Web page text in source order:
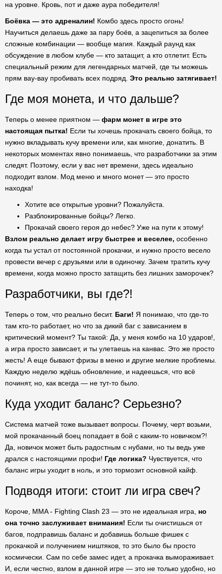
на уровне. Кровь, пот и даже аура победителя!
Боёвка — это адреналин! Комбо здесь просто огонь!
Научиться делаешь даже за пару боёв, а зацепиться за более
сложные комбинации — вообще магия. Каждый раунд как
обсуждение в любом клубе — кто затащит, а кто отлетит. Есть
специальный режим для легендарных матчей, где ты можешь
прям вау-вау пробивать всех подряд. Это реально затягивает!
Где моя монета, и что дальше?
Теперь о менее приятном — фарм монет в игре это
настоящая пытка! Если ты хочешь прокачать своего бойца, то
нужно вкладывать кучу времени или, как многие, донатить. В
некоторых моментах явно понимаешь, что разработчики за этим
следят. Поэтому, если у вас нет времени, здесь идеально
подходит взлом. Мод меню и много монет — это просто
находка!
Хотите все открытые уровни? Пожалуйста.
Разблокированные бойцы? Легко.
Прокачай своего героя до небес? Уже на пути к этому!
Взлом реально делает игру быстрее и веселее, особенно
когда ты устал от постоянной прокачки, и нужно просто весело
провести вечер с друзьями или в одиночку. Зачем тратить кучу
времени, когда можно просто затащить без лишних заморочек?
Разработчики, вы где?!
Теперь о том, что реально бесит. Баги! Я понимаю, что где-то
там кто-то работает, но что за дикий баг с зависанием в
критический момент? Ты такой: Да, у меня комбо на 10 ударов!,
а игра просто зависает, и ты улетаешь на канвас. Это же просто
жесть! А еще бывают фризы в меню и другие мелкие проблемы.
Каждую неделю ждёшь обновление, и надеешься, что всё
починят, но, как всегда — не тут-то было.
Куда уходит баланс? Серьезно?
Система матчей тоже вызывает вопросы. Почему, черт возьми,
мой прокачанный боец попадает в бой с каким-то новичком?!
Да, новичок может быть радостным с нубами, но ты ведь уже
дрался с настоящими профи! Где логика? Чувствуется, что
баланс игры уходит в ноль, и это тормозит основной кайф.
Подводя итоги: стоит ли игра свеч?
Короче, MMA - Fighting Clash 23 — это не идеальная игра, но
она точно заслуживает внимания! Если ты очистишься от
багов, подправишь баланс и добавишь больше фишек с
прокачкой и получением ништяков, то это было бы просто
космически. Сам по себе замес идет, а прокачка вымораживает.
И, если честно, взлом в данной игре — это не только удобно, но